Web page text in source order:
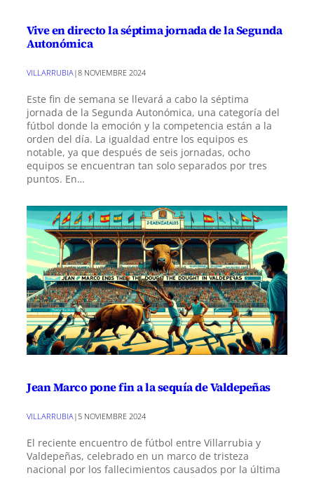
Vive en directo la séptima jornada de la Segunda
Autonómica
VILLARRUBIA|8 NOVIEMBRE 2024
Este fin de semana se llevará a cabo la séptima
jornada de la Segunda Autonómica, una categoría del
fútbol donde la emoción y la competencia están a la
orden del día. La igualdad entre los equipos es
notable, ya que después de seis jornadas, ocho
equipos se encuentran tan solo separados por tres
puntos. En…
Jean Marco pone fin a la sequía de Valdepeñas
VILLARRUBIA|5 NOVIEMBRE 2024
El reciente encuentro de fútbol entre Villarrubia y
Valdepeñas, celebrado en un marco de tristeza
nacional por los fallecimientos causados por la última